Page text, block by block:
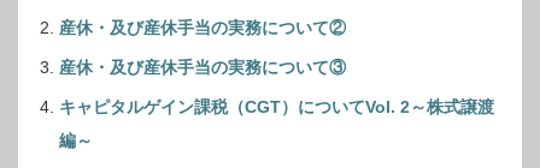
産休・及び産休手当の実務について②
産休・及び産休手当の実務について③
キャピタルゲイン課税（CGT）についてVol. 2～株式譲渡
編～